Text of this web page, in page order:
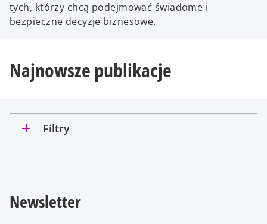
tych, którzy chcą podejmować świadome i
bezpieczne decyzje biznesowe.
Najnowsze publikacje
add Filtry
Newsletter